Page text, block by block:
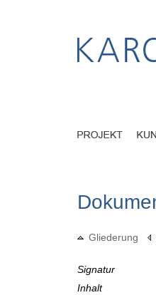
Gliederung
Signatur
Inhalt